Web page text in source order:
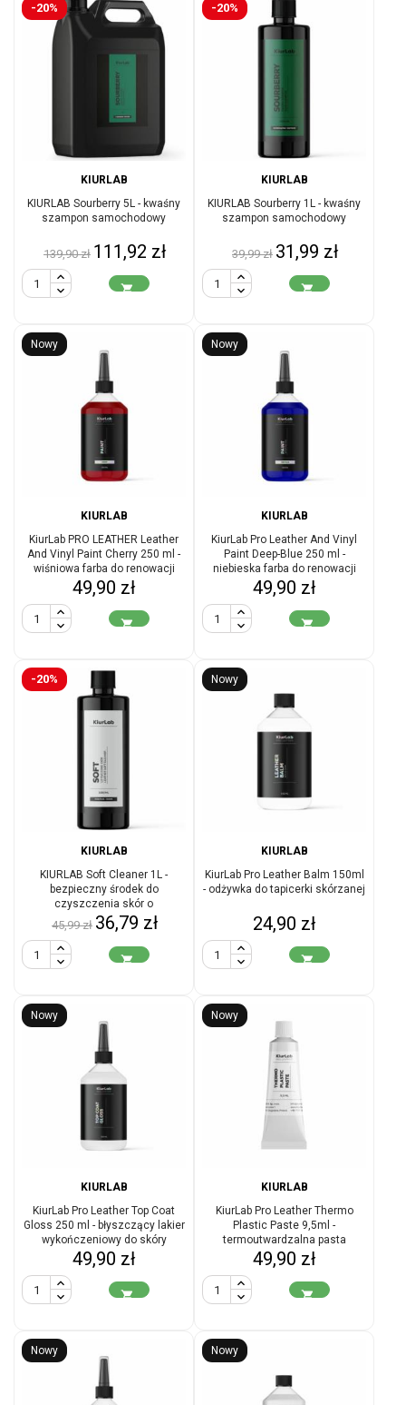
-20%
KIURLAB
KIURLAB Sourberry 5L - kwaśny
szampon samochodowy
Cena
podstawowa
139,90 zł Cena
111,92 zł

-20%
KIURLAB
KIURLAB Sourberry 1L - kwaśny
szampon samochodowy
Cena
podstawowa
39,99 zł Cena
31,99 zł

Nowy
KIURLAB
KiurLab PRO LEATHER Leather
And Vinyl Paint Cherry 250 ml -
wiśniowa farba do renowacji
skóry i winylu
Cena
49,90 zł

Nowy
KIURLAB
KiurLab Pro Leather And Vinyl
Paint Deep-Blue 250 ml -
niebieska farba do renowacji
skóry i winylu
Cena
49,90 zł

-20%
KIURLAB
KIURLAB Soft Cleaner 1L -
bezpieczny środek do
czyszczenia skór o
umiarkowanej mocy
Cena
podstawowa
45,99 zł Cena
36,79 zł

Nowy
KIURLAB
KiurLab Pro Leather Balm 150ml
- odżywka do tapicerki skórzanej
Cena
24,90 zł

Nowy
KIURLAB
KiurLab Pro Leather Top Coat
Gloss 250 ml - błyszczący lakier
wykończeniowy do skóry
Cena
49,90 zł

Nowy
KIURLAB
KiurLab Pro Leather Thermo
Plastic Paste 9,5ml -
termoutwardzalna pasta
naprawcza do skóry
Cena
49,90 zł

Nowy Nowy